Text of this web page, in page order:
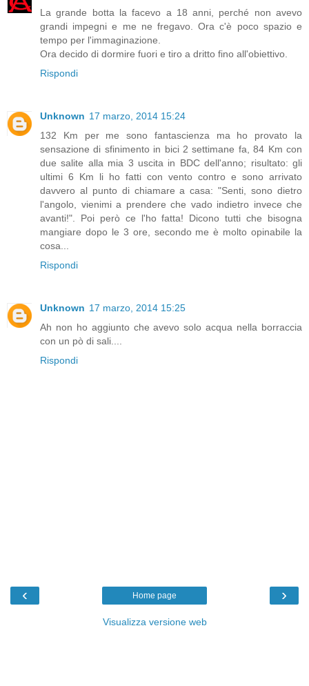
La grande botta la facevo a 18 anni, perché non avevo
grandi impegni e me ne fregavo. Ora c'è poco spazio e
tempo per l'immaginazione.
Ora decido di dormire fuori e tiro a dritto fino all'obiettivo.
Rispondi
Unknown 17 marzo, 2014 15:24
132 Km per me sono fantascienza ma ho provato la
sensazione di sfinimento in bici 2 settimane fa, 84 Km con
due salite alla mia 3 uscita in BDC dell'anno; risultato: gli
ultimi 6 Km li ho fatti con vento contro e sono arrivato
davvero al punto di chiamare a casa: "Senti, sono dietro
l'angolo, vienimi a prendere che vado indietro invece che
avanti!". Poi però ce l'ho fatta! Dicono tutti che bisogna
mangiare dopo le 3 ore, secondo me è molto opinabile la
cosa...
Rispondi
Unknown 17 marzo, 2014 15:25
Ah non ho aggiunto che avevo solo acqua nella borraccia
con un pò di sali....
Rispondi
‹ ›
Home page
Visualizza versione web